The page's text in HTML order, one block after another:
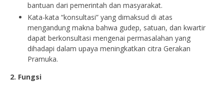
bantuan dari pemerintah dan masyarakat.
Kata-kata “konsultasi” yang dimaksud di atas
mengandung makna bahwa gudep, satuan, dan kwartir
dapat berkonsultasi mengenai permasalahan yang
dihadapi dalam upaya meningkatkan citra Gerakan
Pramuka.
2. Fungsi